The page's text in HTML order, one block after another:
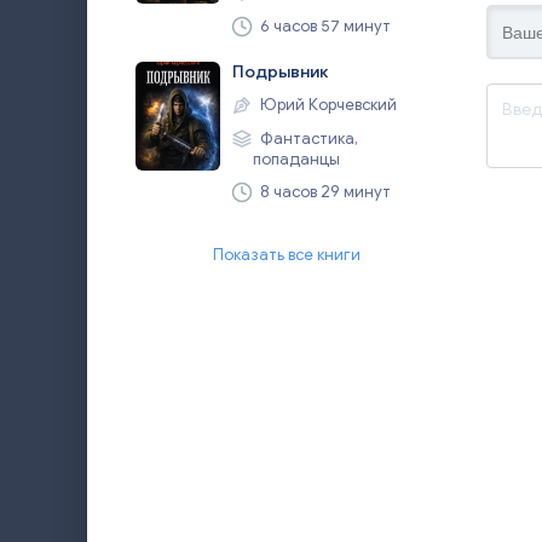
6 часов 57 минут
Подрывник
Юрий Корчевский
Фантастика,
попаданцы
8 часов 29 минут
Показать все книги